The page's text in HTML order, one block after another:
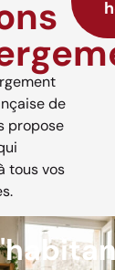
de
propose
tous vos